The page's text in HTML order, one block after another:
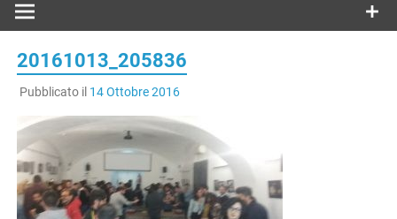
20161013_205836
Pubblicato il 14 Ottobre 2016